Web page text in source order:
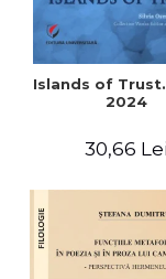
Islands of Trust.
2024
30,66 Lei